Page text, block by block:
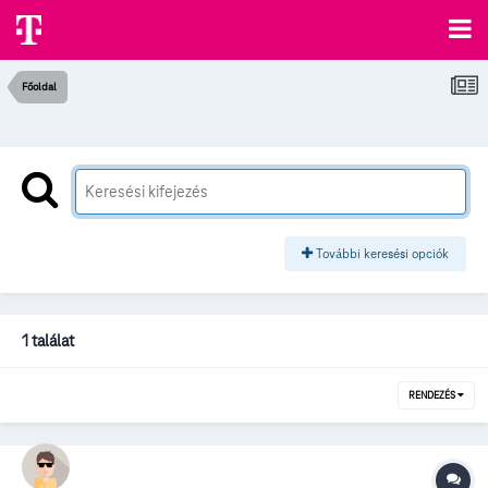
Főoldal
További keresési opciók
1 találat
RENDEZÉS